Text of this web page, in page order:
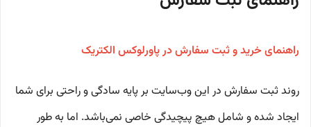
راهنمای خرید و ثبت سفارش در پاورلوکس الکتریک
روند ثبت سفارش در این وب‌سایت بر پایه سادگی و راحتی برای شما
ایجاد شده و شامل هیچ پیچیدگی خاصی نمی‌باشد. اما به طور